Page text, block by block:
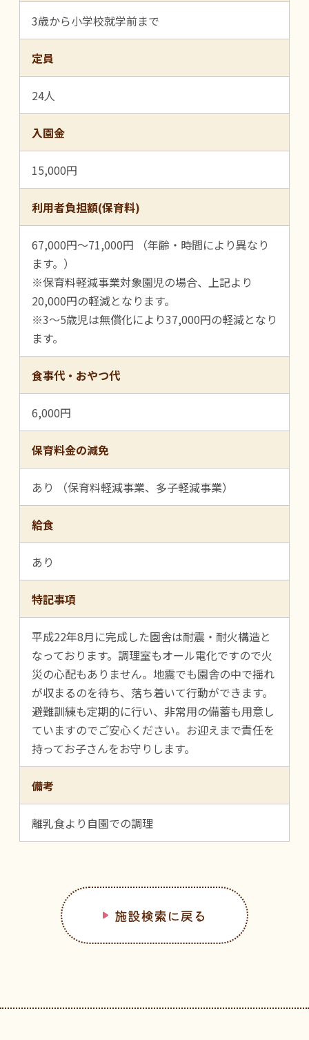
3歳から小学校就学前まで
定員
24人
入園金
15,000円
利用者負担額(保育料)
67,000円～71,000円 （年齢・時間により異なり
ます。）
※保育料軽減事業対象園児の場合、上記より
20,000円の軽減となります。
※3～5歳児は無償化により37,000円の軽減となり
ます。
食事代・おやつ代
6,000円
保育料金の減免
あり （保育料軽減事業、多子軽減事業）
給食
あり
特記事項
平成22年8月に完成した園舎は耐震・耐火構造と
なっております。調理室もオール電化ですので火
災の心配もありません。地震でも園舎の中で揺れ
が収まるのを待ち、落ち着いて行動ができます。
避難訓練も定期的に行い、非常用の備蓄も用意し
ていますのでご安心ください。お迎えまで責任を
持ってお子さんをお守りします。
備考
離乳食より自園での調理
施設検索に戻る